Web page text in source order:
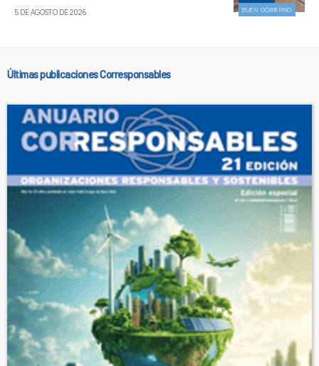
BUEN GOBIERNO
5 DE AGOSTO DE 2026
Últimas publicaciones Corresponsables